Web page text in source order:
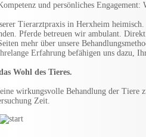
und persönliches
Tierarztpraxis in Herxheim
Pferde betreuen wir ambulant.
mehr über unsere
Erfahrung befähigen uns dazu,
Wohl des Tieres.
wirkungsvolle Behandlung der Tiere
Zeit.